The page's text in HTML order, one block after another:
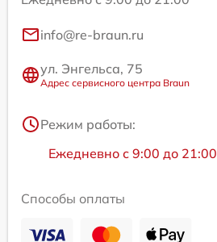
info@re-braun.ru
ул. Энгельса, 75
Адрес сервисного центра Braun
Режим работы:
Ежедневно с 9:00 до 21:00
Способы оплаты